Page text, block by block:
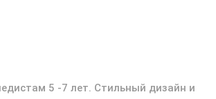
5 -7 лет. Стильный дизайн и